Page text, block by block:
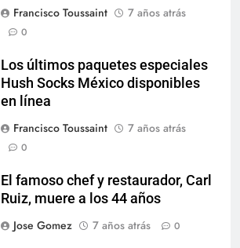
Francisco Toussaint
7 años atrás
0
Los últimos paquetes especiales
Hush Socks México disponibles
en línea
Francisco Toussaint
7 años atrás
0
El famoso chef y restaurador, Carl
Ruiz, muere a los 44 años
Jose Gomez
7 años atrás 0